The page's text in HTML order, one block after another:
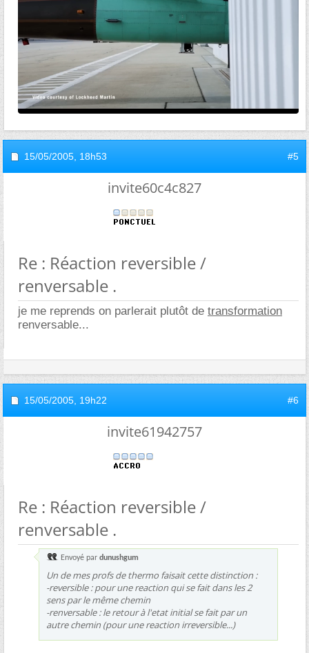
15/05/2005, 18h53 #5
invite60c4c827
Re : Réaction reversible /
renversable .
je me reprends on parlerait plutôt de transformation
renversable...
15/05/2005, 19h22 #6
invite61942757
Re : Réaction reversible /
renversable .
Envoyé par dunushgum
Un de mes profs de thermo faisait cette distinction :
-reversible : pour une reaction qui se fait dans les 2
sens par le même chemin
-renversable : le retour à l'etat initial se fait par un
autre chemin (pour une reaction irreversible...)